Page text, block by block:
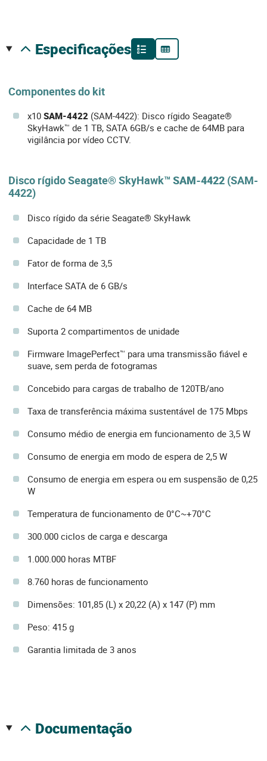
especificações
Componentes do kit
x10 SAM-4422 (SAM-4422): Disco rígido Seagate®
SkyHawk™ de 1 TB, SATA 6GB/s e cache de 64MB para
vigilância por vídeo CCTV.
Disco rígido Seagate® SkyHawk™ SAM-4422 (SAM-
4422)
Disco rígido da série Seagate® SkyHawk
Capacidade de 1 TB
Fator de forma de 3,5
Interface SATA de 6 GB/s
Cache de 64 MB
Suporta 2 compartimentos de unidade
Firmware ImagePerfect™ para uma transmissão fiável e
suave, sem perda de fotogramas
Concebido para cargas de trabalho de 120TB/ano
Taxa de transferência máxima sustentável de 175 Mbps
Consumo médio de energia em funcionamento de 3,5 W
Consumo de energia em modo de espera de 2,5 W
Consumo de energia em espera ou em suspensão de 0,25
W
Temperatura de funcionamento de 0°C~+70°C
300.000 ciclos de carga e descarga
1.000.000 horas MTBF
8.760 horas de funcionamento
Dimensões: 101,85 (L) x 20,22 (A) x 147 (P) mm
Peso: 415 g
Garantia limitada de 3 anos
documentação